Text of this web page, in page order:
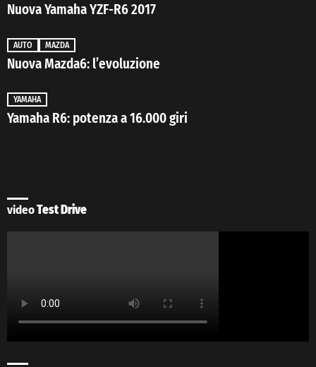
Nuova Yamaha YZF-R6 2017
AUTO MAZDA
Nuova Mazda6: l’evoluzione
YAMAHA
Yamaha R6: potenza a 16.000 giri
videoTest Drive